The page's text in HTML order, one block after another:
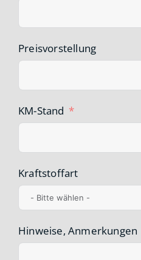
Preisvorstellung
KM-Stand
Kraftstoffart
Hinweise, Anmerkungen